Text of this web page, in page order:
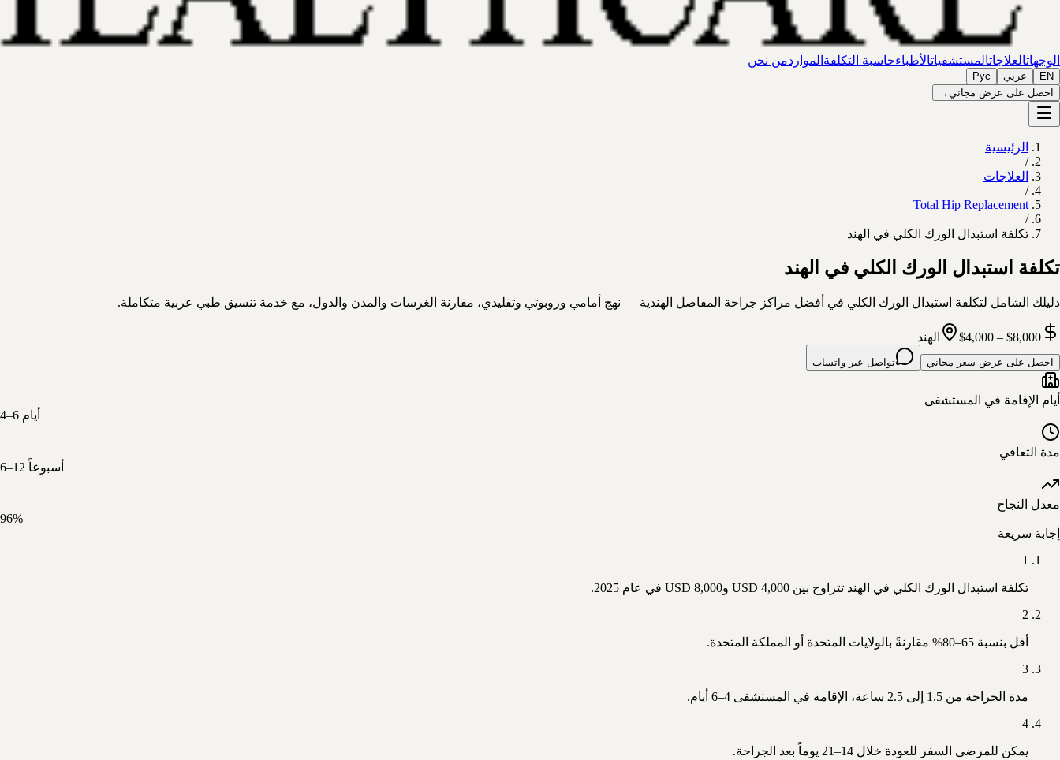
الوجهاتالعلاجاتالمستشفياتالأطباءحاسبة التكلفة المواردمن نحن
EN عربي
Рус
احصل على عرض مجاني→
الرئيسية
/
العلاجات
/
Total Hip Replacement
/
تكلفة استبدال الورك الكلي في الهند
تكلفة استبدال الورك الكلي في الهند
دليلك الشامل لتكلفة استبدال الورك الكلي في أفضل مراكز جراحة المفاصل الهندية — نهج أمامي وروبوتي وتقليدي، مقارنة الغرسات والمدن والدول، مع خدمة تنسيق طبي عربية متكاملة.
$4,000 – $8,000 الهند
احصل على عرض سعر مجاني تواصل عبر واتساب
أيام الإقامة في المستشفى
4–6 أيام
مدة التعافي
6–12 أسبوعاً
معدل النجاح
96%
إجابة سريعة
1
تكلفة استبدال الورك الكلي في الهند تتراوح بين USD 4,000 وUSD 8,000 في عام 2025.
2
أقل بنسبة 65–80% مقارنةً بالولايات المتحدة أو المملكة المتحدة.
3
مدة الجراحة من 1.5 إلى 2.5 ساعة، الإقامة في المستشفى 4–6 أيام.
4
يمكن للمرضى السفر للعودة خلال 14–21 يوماً بعد الجراحة.